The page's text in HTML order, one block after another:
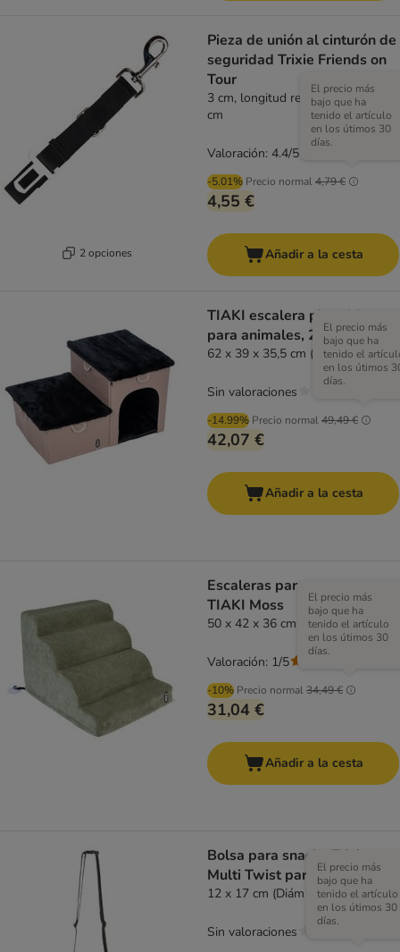
2 opciones
Pieza de unión al cinturón de
seguridad Trixie Friends on
Tour
3 cm, longitud regulable: 45 - 70
cm
-5.01% Precio normal4,79 €
El precio más
bajo que ha
tenido el artículo
en los útimos 30
días.
4,55 €
Valoración: 4.4/5
Añadir a la cesta
TIAKI escalera plegable
para animales, 2 peldaños
62 x 39 x 35,5 cm (L x An x Al)
-14.99% Precio normal49,49 €
El precio más
bajo que ha
tenido el
en los útimos
días.
42,07 €
Sin valoraciones
Añadir a la cesta
Escaleras para mascotas
TIAKI Moss
50 x 42 x 36 cm (L x An x Al)
-10% Precio normal34,49 €
El precio más
bajo que ha
tenido el artículo
en los útimos 30
días.
31,04 €
Valoración: 1/5
Añadir a la cesta
Bolsa para snacks Trixie
Multi Twist para perros
12 x 17 cm (Diám x Al)
El precio más
bajo que ha
tenido el artículo
en los útimos 30
días.
Sin valoraciones